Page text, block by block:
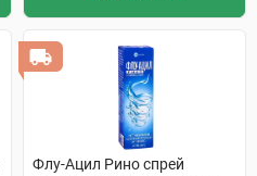
Флу-Ацил Рино спрей